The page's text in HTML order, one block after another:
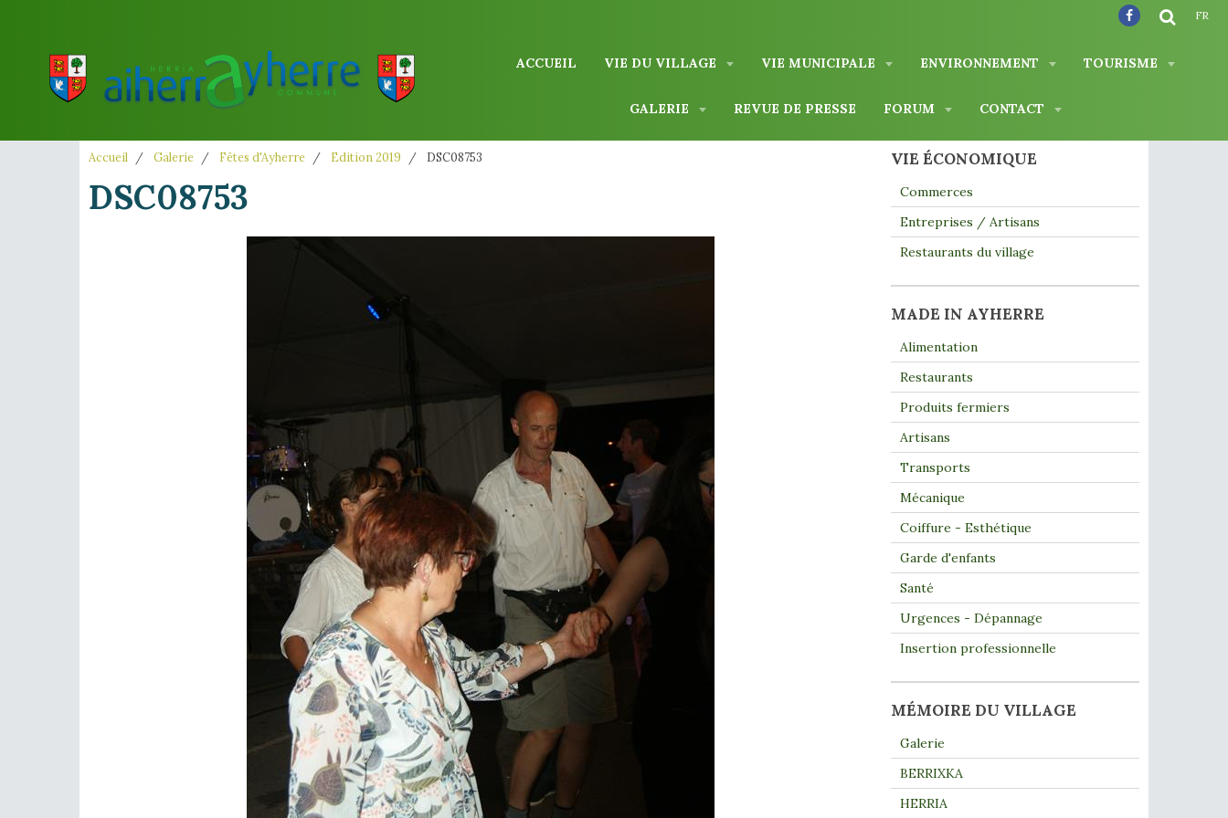
ACCUEIL VIE DU VILLAGE VIE MUNICIPALE ENVIRONNEMENT TOURISME
GALERIE REVUE DE PRESSE FORUM CONTACT
FR
Accueil Galerie Fêtes d'Ayherre Edition 2019 DSC08753
DSC08753
VIE ÉCONOMIQUE
Commerces
Entreprises / Artisans
Restaurants du village
MADE IN AYHERRE
Alimentation
Restaurants
Produits fermiers
Artisans
Transports
Mécanique
Coiffure - Esthétique
Garde d'enfants
Santé
Urgences - Dépannage
Insertion professionnelle
MÉMOIRE DU VILLAGE
Galerie
BERRIXKA
HERRIA